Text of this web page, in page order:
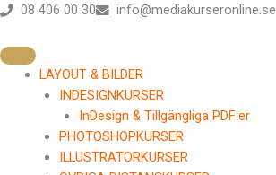
Hoppa
innehåll
08 406 00 30 info@mediakurseronline.se
LAYOUT & BILDER
INDESIGNKURSER
InDesign & Tillgängliga PDF:er
PHOTOSHOPKURSER
ILLUSTRATORKURSER